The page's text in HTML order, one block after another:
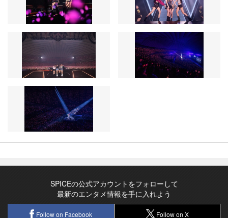
SPICEの公式アカウントをフォローして
最新のエンタメ情報を手に入れよう
Follow on Facebook Follow on X